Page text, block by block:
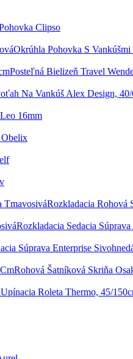
Clipso
Okrúhla Pohovka S Vankúšmi
Posteľná Bielizeň Travel
Na Vankúš Alex Design,
16mm
Rozkladacia Rohová
Rozkladacia Sedacia
Súprava Enterprise
Rohová Šatníková Skriňa
Upínacia Roleta Thermo, 45/